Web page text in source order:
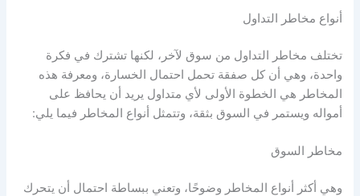
أنواع مخاطر التداول
تختلف مخاطر التداول من سوق لآخر، لكنها تشترك في فكرة
واحدة، وهي أن كل صفقة تحمل احتمال الخسارة، ومعرفة هذه
المخاطر هي الخطوة الأولى لأي متداول يريد أن يحافظ على
أمواله ويستمر في السوق بثقة، وتتمثل أنواع المخاطر فيما يلي:
مخاطر السوق
وهي أكثر أنواع المخاطر وضوحًا، وتعني ببساطة احتمال أن يتحرك